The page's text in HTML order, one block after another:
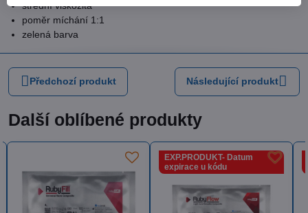
střední viskozita
poměr míchání 1:1
zelená barva
Předchozí produkt Následující produkt
Další oblíbené produkty
EXP.PRODUKT- Datum
EXP.PRODUKT- Datum
expirace u kódu